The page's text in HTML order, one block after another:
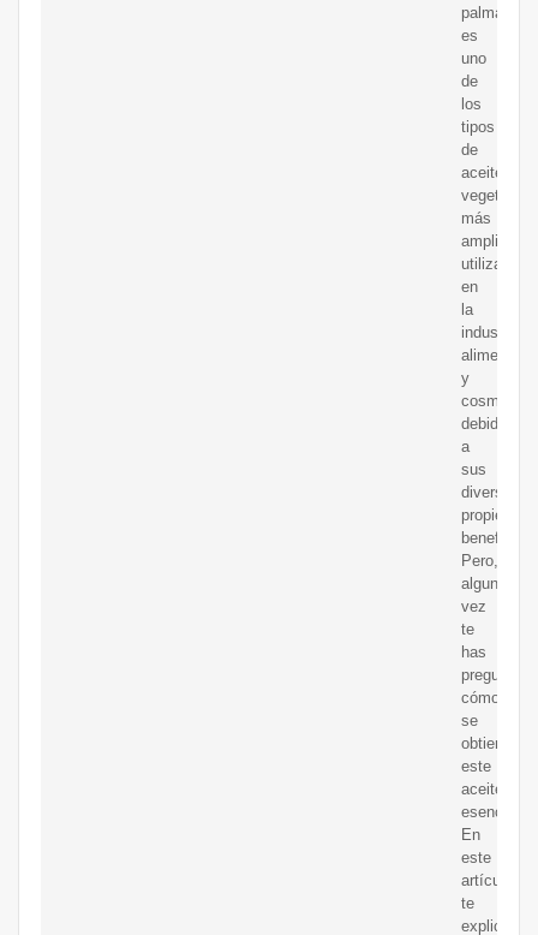
palma
es
uno
de
los
tipos
de
aceite
vegetal
más
utilizados
en
la
industria
alimentaria
y
cosmética
debido
a
sus
diversas
Pero,
alguna
vez
te
has
preguntado
cómo
se
obtiene
este
aceite
esencial?
En
este
artículo,
te